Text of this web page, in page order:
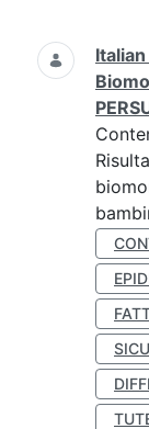
Ricerca